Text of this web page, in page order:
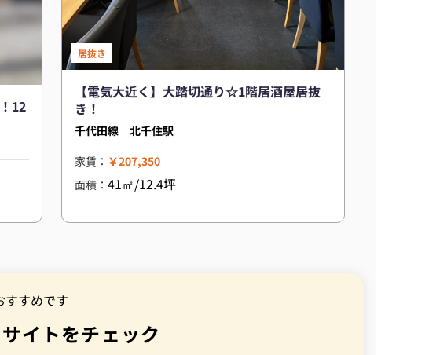
12
居抜き
【電気大近く】大踏切通り☆1階居酒屋居抜
き！
千代田線 北千住駅
家賃： ￥207,350
面積：41㎡/12.4坪
すすめです
イトをチェック